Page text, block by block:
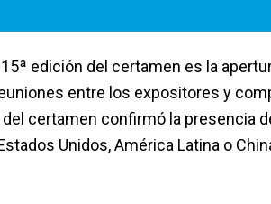
edición del certamen es la
entre los expositores y
certamen confirmó la presencia
Unidos, América Latina o